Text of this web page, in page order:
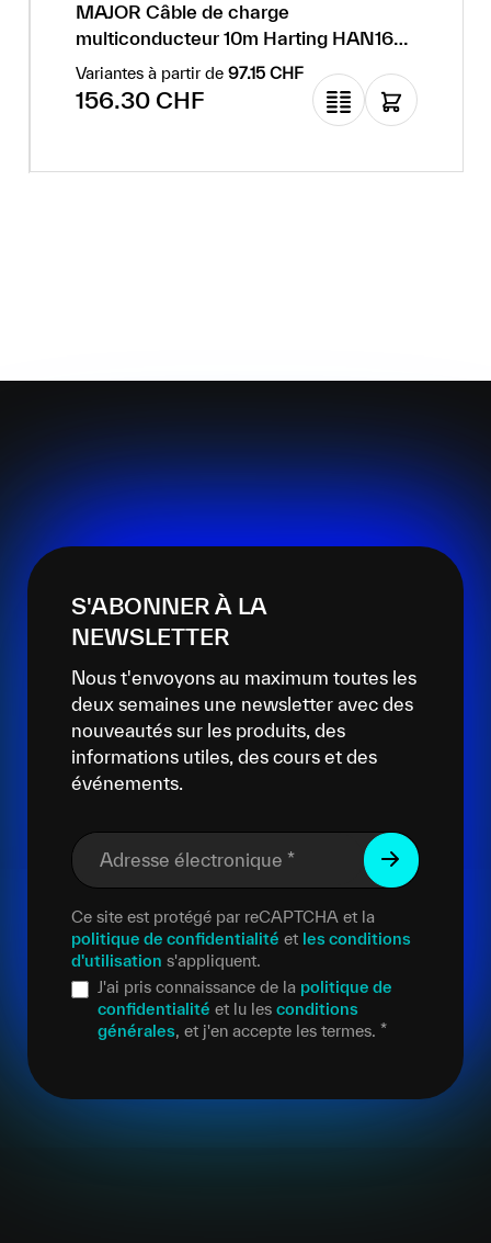
MAJOR Câble de charge
multiconducteur 10m Harting HAN16E,
13x2,5 mm², noir
Variantes à partir de 97.15 CHF
Prix régulier :
156.30 CHF
S'ABONNER À LA
NEWSLETTER
Nous t'envoyons au maximum toutes les
deux semaines une newsletter avec des
nouveautés sur les produits, des
informations utiles, des cours et des
événements.
Adresse électronique *
Ce site est protégé par reCAPTCHA et la
politique de confidentialité et les conditions
d'utilisation s'appliquent.
J'ai pris connaissance de la politique de
confidentialité et lu les conditions
générales, et j'en accepte les termes. *